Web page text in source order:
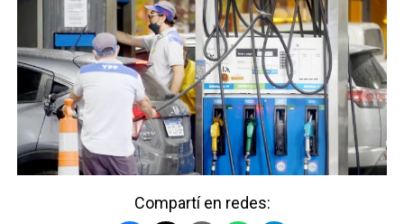
Compartí en redes: